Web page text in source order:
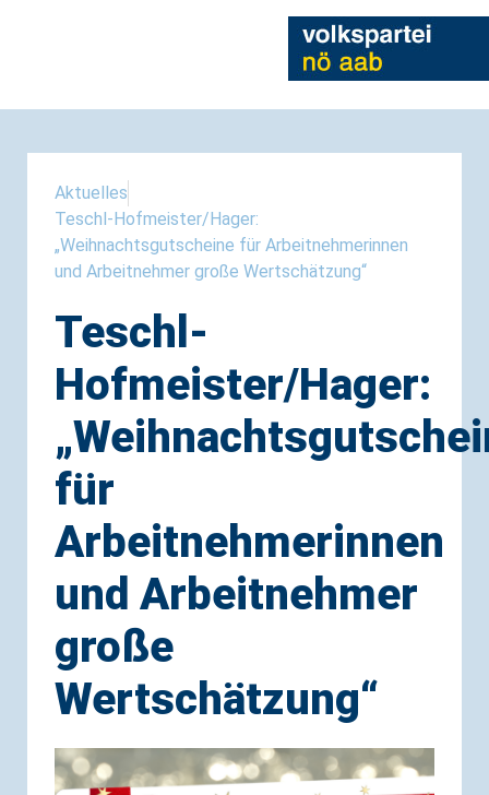
Aktuelles
Teschl-Hofmeister/Hager:
„Weihnachtsgutscheine für Arbeitnehmerinnen
und Arbeitnehmer große Wertschätzung“
Teschl-
Hofmeister/Hager:
für
Arbeitnehmerinnen
und Arbeitnehmer
große
Wertschätzung“